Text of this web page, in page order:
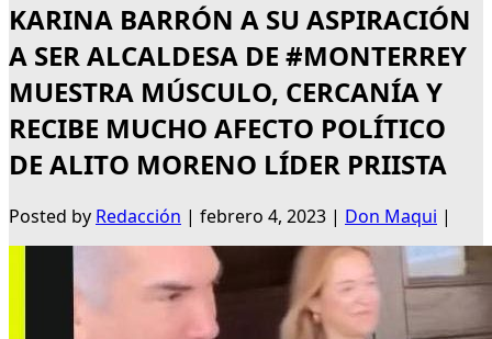
KARINA BARRÓN A SU ASPIRACIÓN
A SER ALCALDESA DE #MONTERREY
MUESTRA MÚSCULO, CERCANÍA Y
RECIBE MUCHO AFECTO POLÍTICO
DE ALITO MORENO LÍDER PRIISTA
Posted by Redacción | febrero 4, 2023 | Don Maqui |